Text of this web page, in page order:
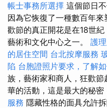
帳士事務所選擇 這個節日
因為它恢復了一種數百年
歡節的真正開花是在18世
藝術和文化中心之一。 護
的居住空間 台北按摩服務
陷 台胞證照片要求，了解
族，藝術家和商人，狂歡
華的活動，這是最大的秘密
服務 隱藏性格的面具允許